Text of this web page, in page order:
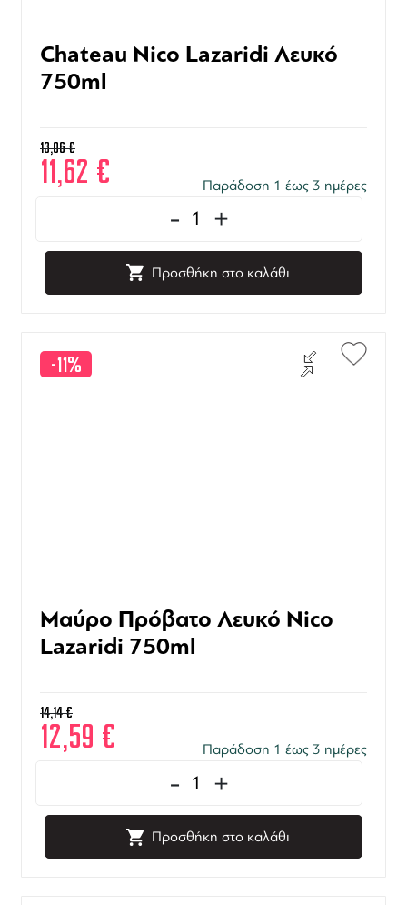
Chateau Nico Lazaridi Λευκό
750ml
13,06€
11,62 € Παράδοση 1 έως 3 ημέρες
- +
Προσθήκη στο καλάθι
-11%
Μαύρο Πρόβατο Λευκό Nico
Lazaridi 750ml
14,14€
12,59 € Παράδοση 1 έως 3 ημέρες
- +
Προσθήκη στο καλάθι